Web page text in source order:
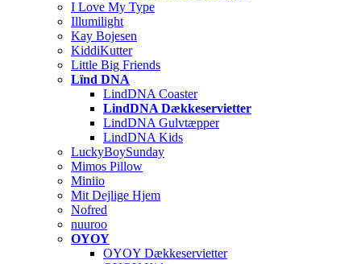
I Love My Type
Illumilight
Kay Bojesen
KiddiKutter
Little Big Friends
Lïnd DNA
LindDNA Coaster
LindDNA Dækkeservietter
LindDNA Gulvtæpper
LindDNA Kids
LuckyBoySunday
Mimos Pillow
Miniio
Mit Dejlige Hjem
Nofred
nuuroo
OYOY
OYOY Dækkeservietter